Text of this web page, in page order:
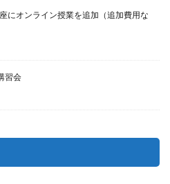
にオンライン授業を追加（追加費用な
習会